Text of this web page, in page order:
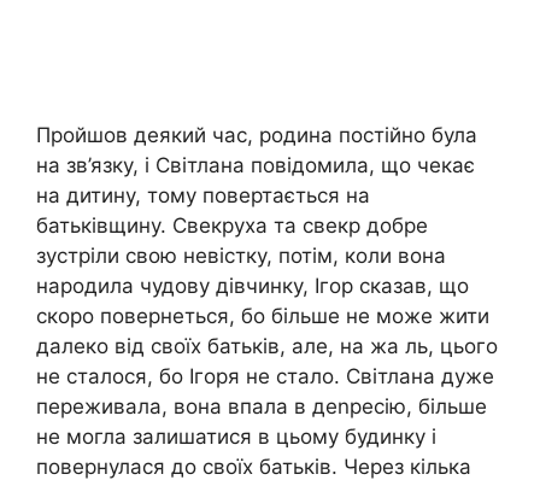
Пройшов деякий час, родина постійно була
на зв’язку, і Світлана повідомила, що чекає
на дитину, тому повертається на
батьківщину. Свекруха та свекр добре
зустріли свою невістку, потім, коли вона
народила чудову дівчинку, Ігор сказав, що
скоро повернеться, бо більше не може жити
далеко від своїх батьків, але, на жа ль, цього
не сталося, бо Ігоря не стало. Світлана дуже
переживала, вона впала в деnресію, більше
не могла залишатися в цьому будинку і
повернулася до своїх батьків. Через кілька